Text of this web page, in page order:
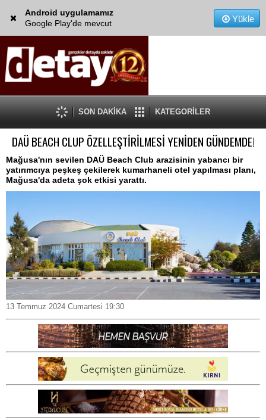
Android uygulamamız
Google Play'de mevcut
Yükle
SON DAKİKA KATEGORİLER
DAÜ BEACH CLUP ÖZELLEŞTİRİLMESİ YENİDEN GÜNDEMDE!
Mağusa'nın sevilen DAÜ Beach Club arazisinin yabancı bir
yatırımcıya peşkeş çekilerek kumarhaneli otel yapılması planı,
Mağusa'da adeta şok etkisi yarattı.
13 Temmuz 2024 Cumartesi 19:30